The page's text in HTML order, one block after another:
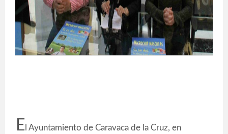
E l Ayuntamiento de Caravaca de la Cruz, en